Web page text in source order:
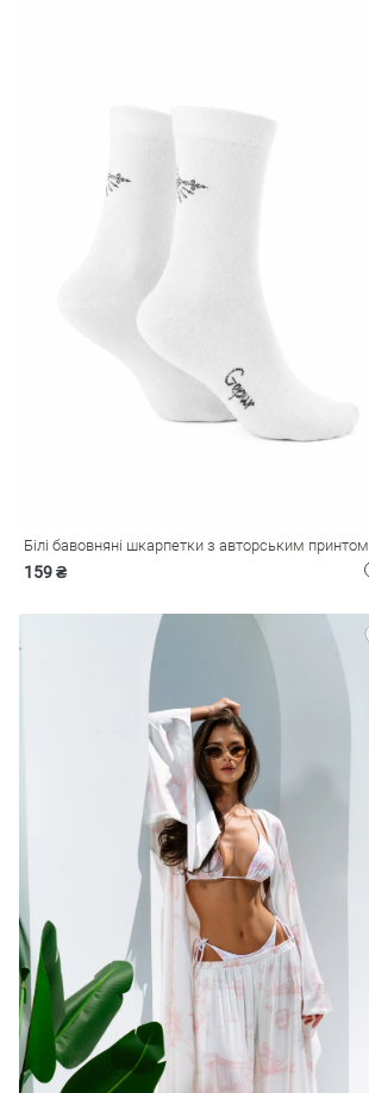
Косметика
Білі бавовняні шкарпетки з авторським принтом
159 ₴